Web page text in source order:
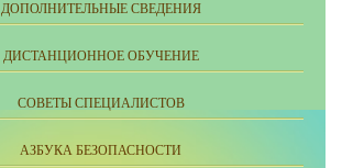
ДОПОЛНИТЕЛЬНЫЕ СВЕДЕНИЯ
ДИСТАНЦИОННОЕ ОБУЧЕНИЕ
СОВЕТЫ СПЕЦИАЛИСТОВ
АЗБУКА БЕЗОПАСНОСТИ